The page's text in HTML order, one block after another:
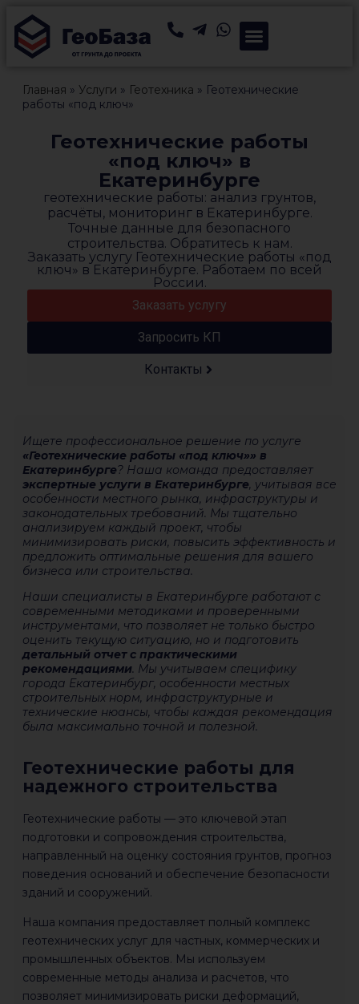
Главная » Услуги » Геотехника » Геотехнические
работы «под ключ»
Геотехнические работы
«под ключ» в
Екатеринбурге
геотехнические работы: анализ грунтов,
расчёты, мониторинг в Екатеринбурге.
Точные данные для безопасного
строительства. Обратитесь к нам.
Заказать услугу Геотехнические работы «под
ключ» в Екатеринбурге. Работаем по всей
России.
Заказать услугу
Запросить КП
Контакты
Ищете профессиональное решение по услуге
«Геотехнические работы «под ключ»» в
Екатеринбурге? Наша команда предоставляет
экспертные услуги в Екатеринбурге, учитывая все
особенности местного рынка, инфраструктуры и
законодательных требований. Мы тщательно
анализируем каждый проект, чтобы
минимизировать риски, повысить эффективность и
предложить оптимальные решения для вашего
бизнеса или строительства.
Наши специалисты в Екатеринбурге работают с
современными методиками и проверенными
инструментами, что позволяет не только быстро
оценить текущую ситуацию, но и подготовить
детальный отчет с практическими
рекомендациями. Мы учитываем специфику
города Екатеринбург, особенности местных
строительных норм, инфраструктурные и
технические нюансы, чтобы каждая рекомендация
была максимально точной и полезной.
Геотехнические работы для
надежного строительства
Геотехнические работы — это ключевой этап
подготовки и сопровождения строительства,
направленный на оценку состояния грунтов, прогноз
поведения оснований и обеспечение безопасности
зданий и сооружений.
Наша компания предоставляет полный комплекс
геотехнических услуг для частных, коммерческих и
промышленных объектов. Мы используем
современные методы анализа и расчетов, что
позволяет минимизировать риски деформаций,